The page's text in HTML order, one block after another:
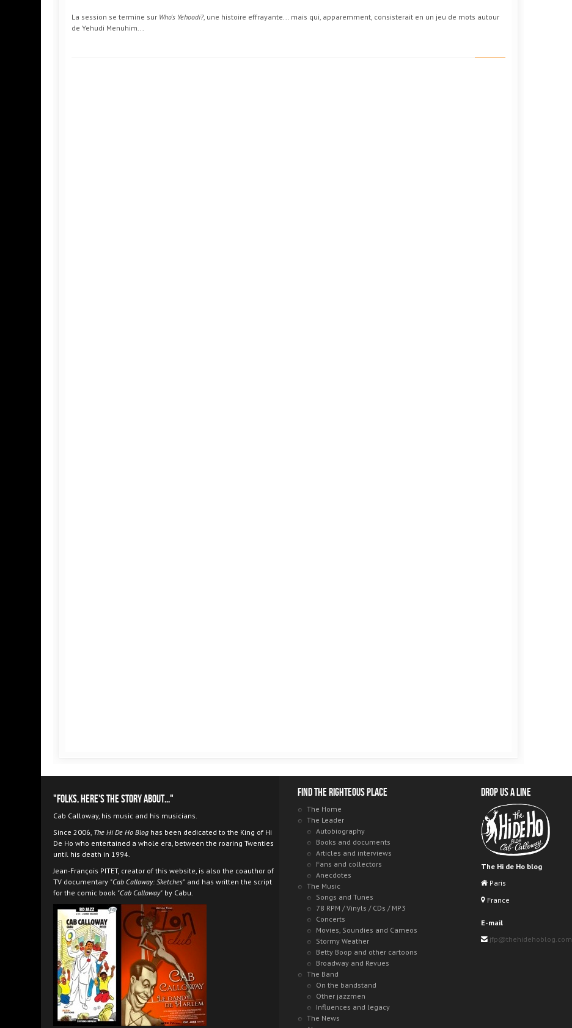
La session se termine sur Who's Yehoodi?, une histoire effrayante... mais qui, apparemment, consisterait en un jeu de mots autour
de Yehudi Menuhim...
"Folks, here's the story about..."
Cab Calloway, his music and his musicians.
Since 2006, The Hi De Ho Blog has been dedicated to the King of Hi
De Ho who entertained a whole era, between the roaring Twenties
until his death in 1994.
Jean-François PITET, creator of this website, is also the coauthor of
TV documentary "Cab Calloway: Sketches" and has written the script
for the comic book "Cab Calloway" by Cabu.
Find the righteous place
The Home
The Leader
Autobiography
Books and documents
Articles and interviews
Fans and collectors
Anecdotes
The Music
Songs and Tunes
78 RPM / Vinyls / CDs / MP3
Concerts
Movies, Soundies and Cameos
Stormy Weather
Betty Boop and other cartoons
Broadway and Revues
The Band
On the bandstand
Other jazzmen
Influences and legacy
The News
Drop us a line
The Hi de Ho blog
Paris
France
E-mail
jfp@thehidehoblog.com